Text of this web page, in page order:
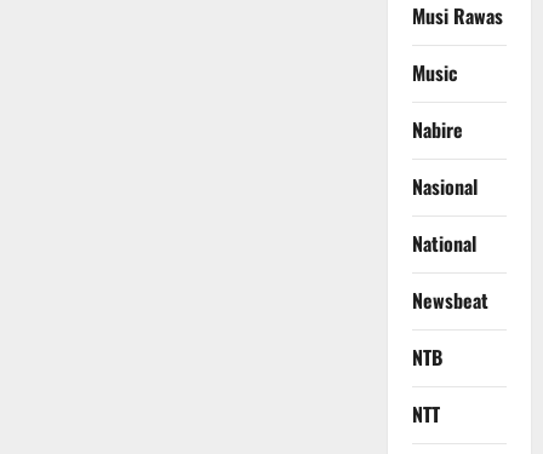
Musi Rawas
Music
Nabire
Nasional
National
Newsbeat
NTB
NTT